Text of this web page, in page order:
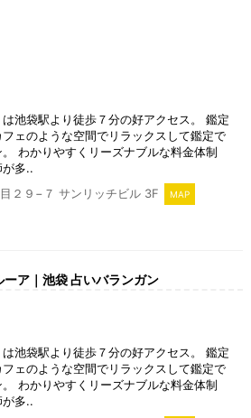
は池袋駅より徒歩７分の好アクセス。 鑑定
ェのような空間でリラックスして鑑定で
わかりやすくリーズナブルな料金体制
多..
２９−７ サンリッチビル 3F
MAP
ーア｜池袋 占いバランガン
は池袋駅より徒歩７分の好アクセス。 鑑定
ェのような空間でリラックスして鑑定で
わかりやすくリーズナブルな料金体制
多..